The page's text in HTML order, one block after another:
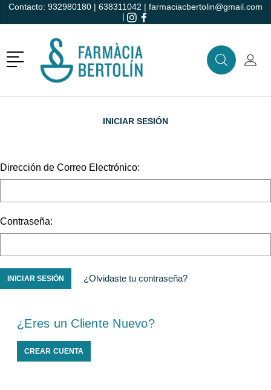
Contacto: 932980180 | 638311042 | farmaciacbertolin@gmail.com
|
Menú
BuscarMi
INICIAR SESIÓN
Dirección de Correo Electrónico:
Contraseña:
¿Olvidaste tu contraseña?
¿Eres un Cliente Nuevo?
CREAR CUENTA